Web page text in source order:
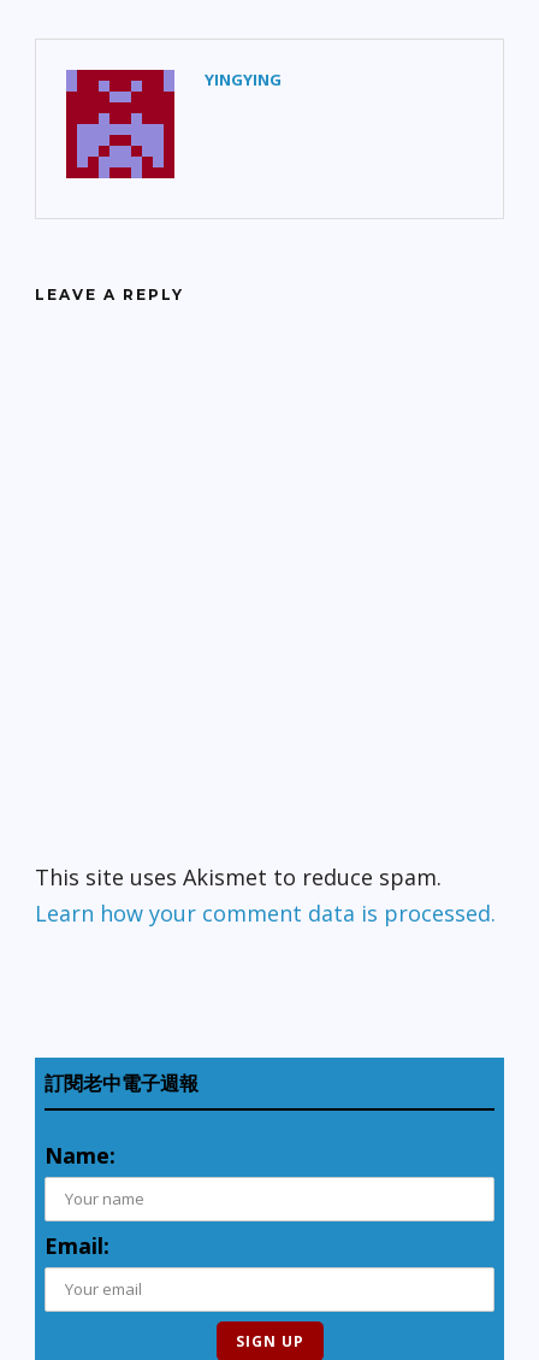
YINGYING
LEAVE A REPLY
This site uses Akismet to reduce spam.
Learn how your comment data is processed.
訂閱老中電子週報
Name:
Email: